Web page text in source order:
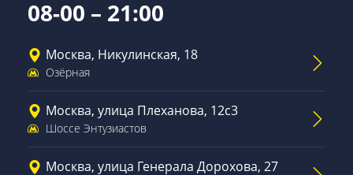
08-00 – 21:00
Москва, Никулинская, 18
Озёрная
Москва, улица Плеханова, 12с3
Шоссе Энтузиастов
Москва, улица Генерала Дорохова, 27